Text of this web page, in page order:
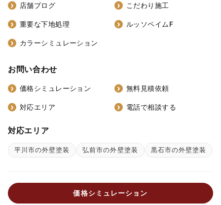
店舗ブログ こだわり施工
重要な下地処理 ルッソペイムF
カラーシミュレーション
お問い合わせ
価格シミュレーション 無料見積依頼
対応エリア 電話で相談する
対応エリア
平川市の外壁塗装 弘前市の外壁塗装 黒石市の外壁塗装
価格シミュレーション